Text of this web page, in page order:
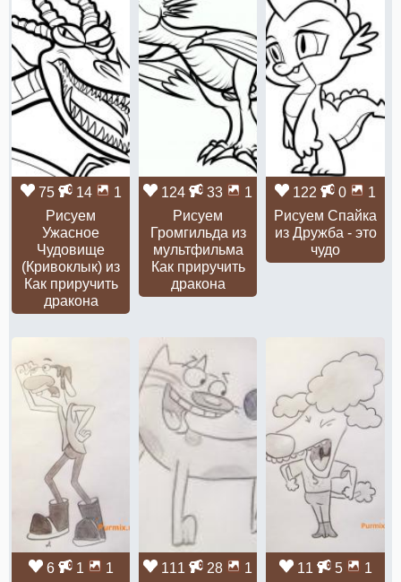
75 14
1
Рисуем
Ужасное
Чудовище
(Кривоклык) из
Как приручить
дракона
124 33
1
Рисуем
Громгильда из
мультфильма
Как приручить
дракона
122 0
1
Рисуем Спайка
из Дружба - это
чудо
6 1
1
111 28
1
11 5
1